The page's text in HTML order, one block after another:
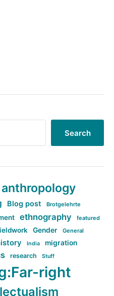
Search
anthropology
Blog post Brotgelehrte
ethnography featured
Gender General
India migration
research Stuff
right